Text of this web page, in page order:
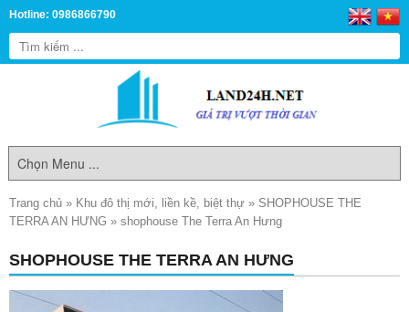
Hotline: 0986866790
Trang chủ » Khu đô thị mới, liền kề, biệt thự » SHOPHOUSE THE
TERRA AN HƯNG » shophouse The Terra An Hưng
SHOPHOUSE THE TERRA AN HƯNG